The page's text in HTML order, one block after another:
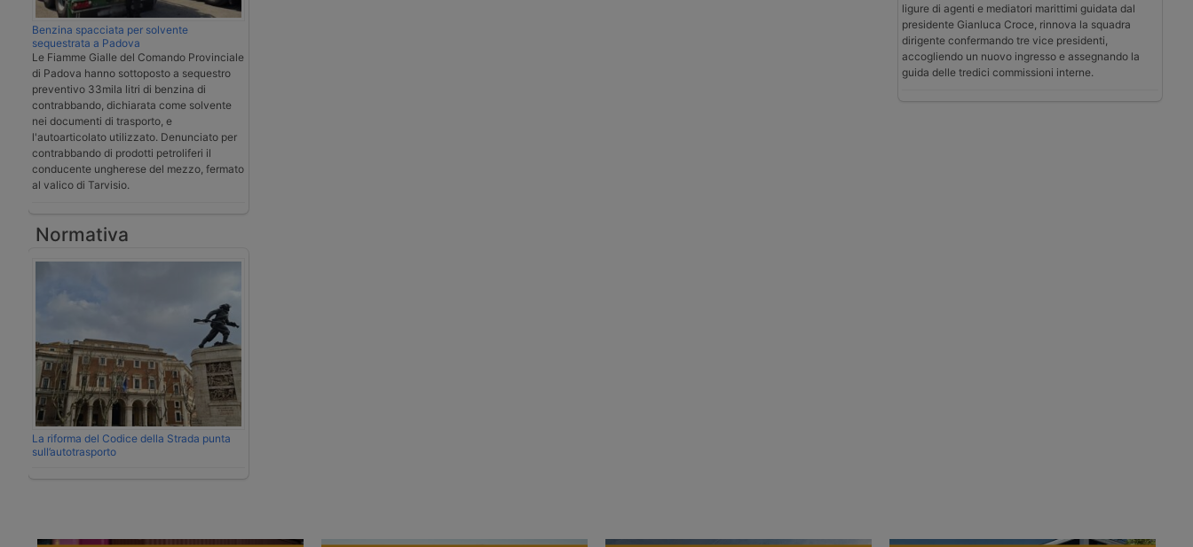
Benzina spacciata per solvente
sequestrata a Padova
Le Fiamme Gialle del Comando Provinciale
di Padova hanno sottoposto a sequestro
preventivo 33mila litri di benzina di
contrabbando, dichiarata come solvente
nei documenti di trasporto, e
l'autoarticolato utilizzato. Denunciato per
contrabbando di prodotti petroliferi il
conducente ungherese del mezzo, fermato
al valico di Tarvisio.
Normativa
La riforma del Codice della Strada punta
sull’autotrasporto
ligure di agenti e mediatori marittimi guidata dal
presidente Gianluca Croce, rinnova la squadra
dirigente confermando tre vice presidenti,
accogliendo un nuovo ingresso e assegnando la
guida delle tredici commissioni interne.